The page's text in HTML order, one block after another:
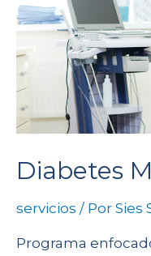
Diabetes
servicios / Por Sies
Programa